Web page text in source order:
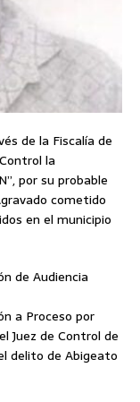
de la Fiscalía de
la
por su probable
cometido
en el municipio
de Audiencia
a Proceso por
Juez de Control de
delito de Abigeato